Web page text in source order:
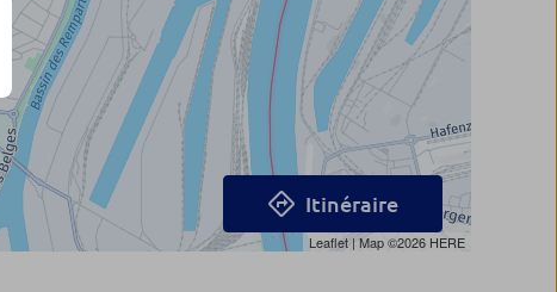
Leaflet | Map ©2026 HERE
Itinéraire